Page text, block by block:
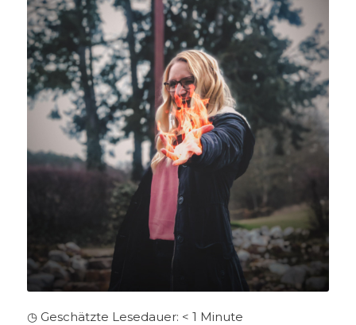
◷ Geschätzte Lesedauer: < 1 Minute